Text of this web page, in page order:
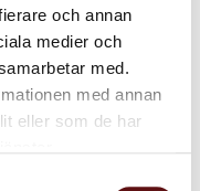
och annan
medier och
med.
med annan
eller som de har